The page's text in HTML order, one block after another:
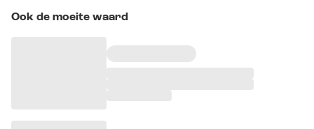
Ook de moeite waard